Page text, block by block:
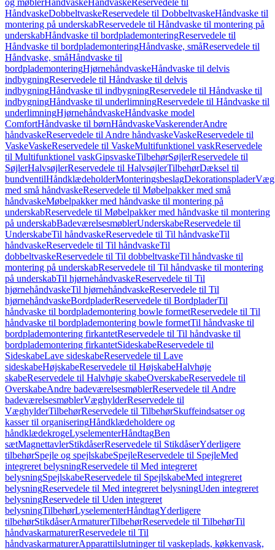
og møblerHåndvaskeHåndvaskeReservedele til
HåndvaskeDobbeltvaskeReservedele til DobbeltvaskeHåndvaske til
montering på underskabReservedele til Håndvaske til montering på
underskabHåndvaske til bordplademonteringReservedele til
Håndvaske til bordplademonteringHåndvaske, småReservedele til
Håndvaske, småHåndvaske til
bordplademonteringHjørnehåndvaskeHåndvaske til delvis
indbygningReservedele til Håndvaske til delvis
indbygningHåndvaske til indbygningReservedele til Håndvaske til
indbygningHåndvaske til underlimningReservedele til Håndvaske til
underlimningHjørnehåndvaskeHåndvaske model
ComfortHåndvaske til børnHåndvaskeVaskerenderAndre
håndvaskeReservedele til Andre håndvaskeVaskeReservedele til
VaskeVaskeReservedele til VaskeMultifunktionel vaskReservedele
til Multifunktionel vaskGipsvaskeTilbehørSøjlerReservedele til
SøjlerHalvsøjlerReservedele til HalvsøjlerTilbehørDæksel til
bundventilHåndklædeholderMonteringsbeslagDekorationsplader
med små håndvaskeReservedele til Møbelpakker med små
håndvaskeMøbelpakker med håndvaske til montering på
underskabReservedele til Møbelpakker med håndvaske til montering
på underskabBadeværelsesmøblerUnderskabeReservedele til
UnderskabeTil håndvaskeReservedele til Til håndvaskeTil
håndvaskeReservedele til Til håndvaskeTil
dobbeltvaskeReservedele til Til dobbeltvaskeTil håndvaske til
montering på underskabReservedele til Til håndvaske til montering
på underskabTil hjørnehåndvaskeReservedele til Til
hjørnehåndvaskeTil hjørnehåndvaskeReservedele til Til
hjørnehåndvaskeBordpladerReservedele til BordpladerTil
håndvaske til bordplademontering bowle formetReservedele til Til
håndvaske til bordplademontering bowle formetTil håndvaske til
bordplademontering firkantetReservedele til Til håndvaske til
bordplademontering firkantetSideskabeReservedele til
SideskabeLave sideskabeReservedele til Lave
sideskabeHøjskabeReservedele til HøjskabeHalvhøje
skabeReservedele til Halvhøje skabeOverskabeReservedele til
OverskabeAndre badeværelsesmøblerReservedele til Andre
badeværelsesmøblerVæghylderReservedele til
VæghylderTilbehørReservedele til TilbehørSkuffeindsatser og
kasser til organiseringHåndklædeholdere og
håndklædekrogeLyselementerHåndtagBen
sætMagnettavlerStikdåserReservedele til StikdåserYderligere
tilbehørSpejle og spejlskabeSpejleReservedele til SpejleMed
integreret belysningReservedele til Med integreret
belysningSpejlskabeReservedele til SpejlskabeMed integreret
belysningReservedele til Med integreret belysningUden integreret
belysningReservedele til Uden integreret
belysningTilbehørLyselementerHåndtagYderligere
tilbehørStikdåserArmaturerTilbehørReservedele til TilbehørTil
håndvaskarmaturerReservedele til Til
håndvaskarmaturerApparattilslutninger til vaskeplads, køkkenvask,